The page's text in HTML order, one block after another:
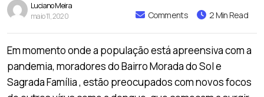
Luciano Meira
maio 11, 2020
Comments 2 Min Read
Em momento onde a população está apreensiva com a
pandemia, moradores do Bairro Morada do Sol e
Sagrada Família , estão preocupados com novos focos